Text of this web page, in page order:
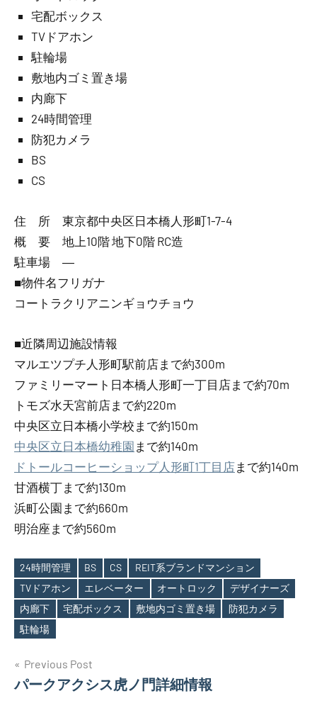
宅配ボックス
TVドアホン
駐輪場
敷地内ゴミ置き場
内廊下
24時間管理
防犯カメラ
BS
CS
住 所 東京都中央区日本橋人形町1-7-4
概 要 地上10階 地下0階 RC造
駐車場 ―
■物件名フリガナ
コートラクリアニンギョウチョウ
■近隣周辺施設情報
マルエツプチ人形町駅前店まで約300m
ファミリーマート日本橋人形町一丁目店まで約70m
トモズ水天宮前店まで約220m
中央区立日本橋小学校まで約150m
中央区立日本橋幼稚園 まで約140m
ドトールコーヒーショップ人形町1丁目店まで約140m
甘酒横丁まで約130m
浜町公園まで約660m
明治座まで約560m
Tags
24時間管理 BS CS
REIT系ブランドマンション
TVドアホン
エレベーター オートロック
デザイナーズ
内廊下
宅配ボックス 敷地内ゴミ置き場
防犯カメラ
駐輪場
投
稿
Previous Post
パークアクシス虎ノ門詳細情報